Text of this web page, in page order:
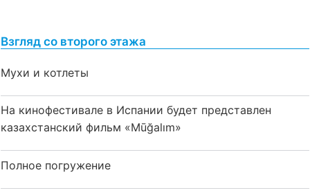
Взгляд со второго этажа
Мухи и котлеты
На кинофестивале в Испании будет представлен
казахстанский фильм «Mūğalım»
Полное погружение